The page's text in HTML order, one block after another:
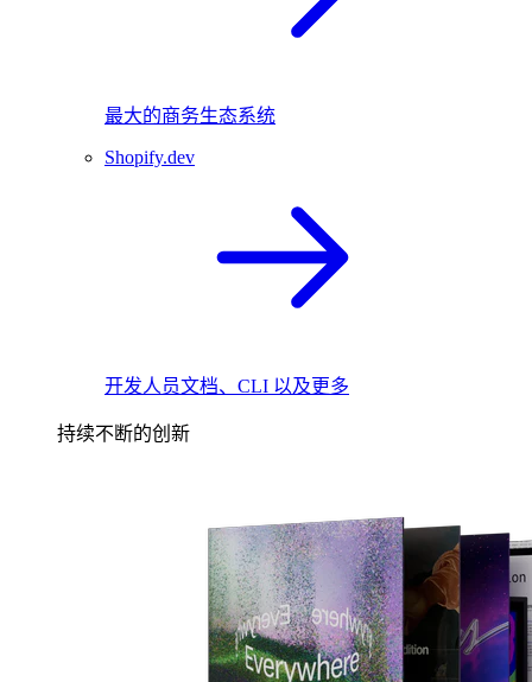
最大的商务生态系统
Shopify.dev
开发人员文档、CLI 以及更多
持续不断的创新